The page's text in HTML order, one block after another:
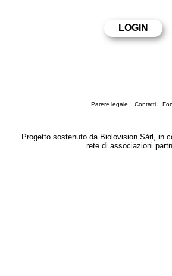
Parere legale Contatti
Progetto sostenuto da Biolovision Sàrl, in
rete di associazioni